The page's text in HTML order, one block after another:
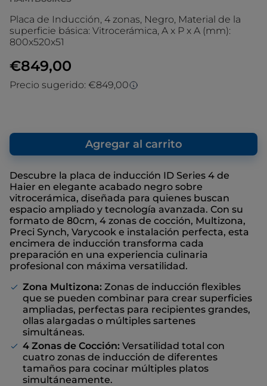
Placa de Inducción, 4 zonas, Negro, Material de la
superficie básica: Vitrocerámica, A x P x A (mm):
800x520x51
€849,00
Precio sugerido: €849,00
que nosotros, como fabricante,
recomendamos, con el fin de ofrecer una
referencia con respecto al precio de venta
final, aunque no haya descuentos
Agregar al carrito
Descubre la placa de inducción ID Series 4 de
Haier en elegante acabado negro sobre
vitrocerámica, diseñada para quienes buscan
espacio ampliado y tecnología avanzada. Con su
formato de 80cm, 4 zonas de cocción, Multizona,
Preci Synch, Varycook e instalación perfecta, esta
encimera de inducción transforma cada
preparación en una experiencia culinaria
profesional con máxima versatilidad.
Zona Multizona: Zonas de inducción flexibles
que se pueden combinar para crear superficies
ampliadas, perfectas para recipientes grandes,
ollas alargadas o múltiples sartenes
simultáneas.
4 Zonas de Cocción: Versatilidad total con
cuatro zonas de inducción de diferentes
tamaños para cocinar múltiples platos
simultáneamente.